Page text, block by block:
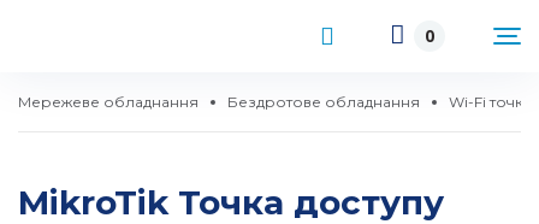
0
Мережеве обладнання Бездротове обладнання Wi-Fi точки
MikroTik Точка доступу